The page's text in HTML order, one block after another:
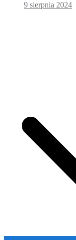
9 sierpnia 2024